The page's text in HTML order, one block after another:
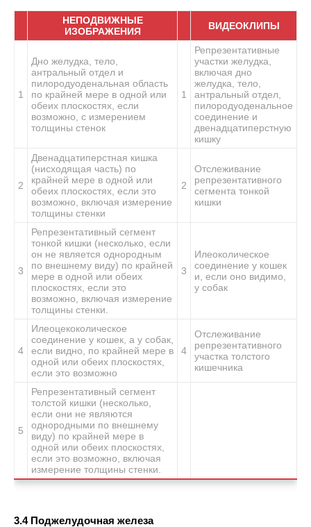
НЕПОДВИЖНЫЕ
ИЗОБРАЖЕНИЯ
ВИДЕОКЛИПЫ
1
Дно желудка, тело,
антральный отдел и
пилородуоденальная область
по крайней мере в одной или
обеих плоскостях, если
возможно, с измерением
толщины стенок
1
Репрезентативные
участки желудка,
включая дно
желудка, тело,
антральный отдел,
пилородуоденальное
соединение и
двенадцатиперстную
кишку
2
Двенадцатиперстная кишка
(нисходящая часть) по
крайней мере в одной или
обеих плоскостях, если это
возможно, включая измерение
толщины стенки
2
Отслеживание
репрезентативного
сегмента тонкой
кишки
3
Репрезентативный сегмент
тонкой кишки (несколько, если
он не является однородным
по внешнему виду) по крайней
мере в одной или обеих
плоскостях, если это
возможно, включая измерение
толщины стенки.
3
Илеоколическое
соединение у кошек
и, если оно видимо,
у собак
4
Илеоцекоколическое
соединение у кошек, а у собак,
если видно, по крайней мере в
одной или обеих плоскостях,
если это возможно
4
Отслеживание
репрезентативного
участка толстого
кишечника
5
Репрезентативный сегмент
толстой кишки (несколько,
если они не являются
однородными по внешнему
виду) по крайней мере в
одной или обеих плоскостях,
если это возможно, включая
измерение толщины стенки.
3.4 Поджелудочная железа